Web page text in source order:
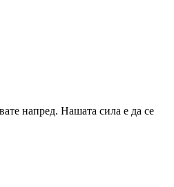
напред. Нашата сила е да се